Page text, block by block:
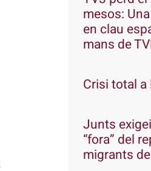
mesos:
en clau
mans de
Crisi total a
Junts
“fora” del
migrants